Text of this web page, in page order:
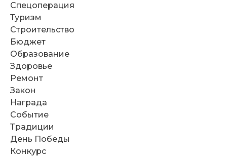
Спецоперация
Туризм
Строительство
Бюджет
Образование
Здоровье
Ремонт
Закон
Награда
Событие
Традиции
День Победы
Конкурс